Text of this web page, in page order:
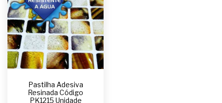
Pastilha Adesiva
Resinada Código
PK1215 Unidade